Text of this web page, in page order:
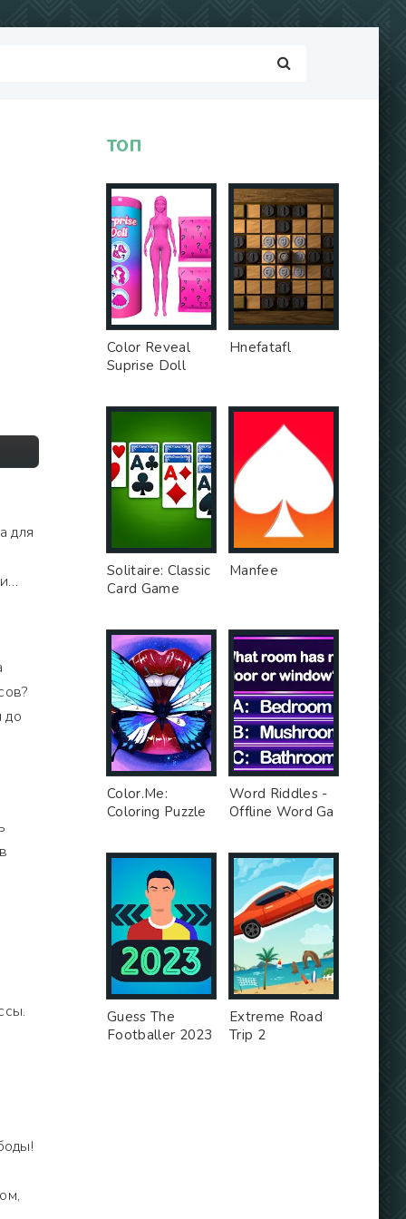
для
до
ТОП
Color Reveal
Suprise Doll
Hnefatafl
Solitaire: Classic
Card Game
Manfee
Color.Me:
Coloring Puzzle
Word Riddles -
Offline Word Ga
Guess The
Footballer 2023
Extreme Road
Trip 2